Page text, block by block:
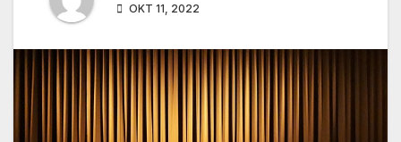
OKT 11, 2022